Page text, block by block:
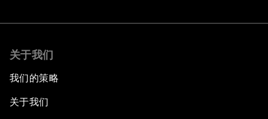
关于我们
我们的策略
关于我们